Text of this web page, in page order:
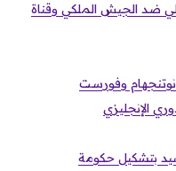
ضد الجيش الملكي وقناة
نوتنجهام وفورست
الإنجليزي
بتشكيل حكومة